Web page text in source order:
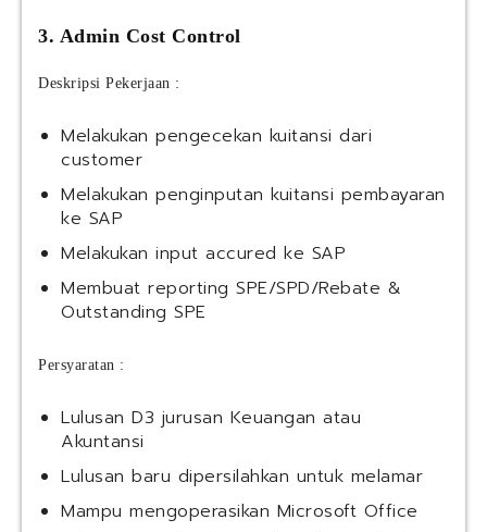
3. Admin Cost Control
Deskripsi Pekerjaan :
Melakukan pengecekan kuitansi dari
customer
Melakukan penginputan kuitansi pembayaran
ke SAP
Melakukan input accured ke SAP
Membuat reporting SPE/SPD/Rebate &
Outstanding SPE
Persyaratan :
Lulusan D3 jurusan Keuangan atau
Akuntansi
Lulusan baru dipersilahkan untuk melamar
Mampu mengoperasikan Microsoft Office